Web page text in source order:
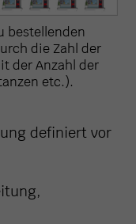
bestellenden
die Zahl der
der Anzahl der
etc.).
definiert vor